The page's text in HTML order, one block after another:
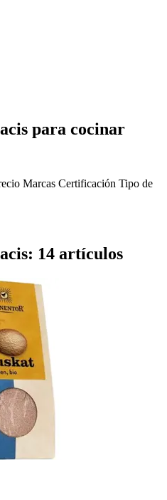
para cocinar
Marcas Certificación Tipo de
14 artículos